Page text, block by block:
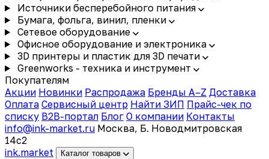
Источники бесперебойного питания
Бумага, фольга, винил, пленки
Сетевое оборудование
Офисное оборудование и электроника
3D принтеры и пластик для 3D печати
Greenworks - техника и инструмент
Покупателям
Акции Новинки Распродажа Бренды A–Z Доставка
Оплата Сервисный центр Найти ЗИП Прайс-чек по
списку B2B-портал Блог О компании Контакты
info@ink-market.ru Москва, Б. Новодмитровская
14с2
ink.market Каталог товаров